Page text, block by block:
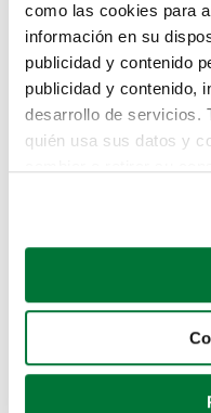
como las cookies para
información en su
publicidad y contenido
publicidad y contenido,
desarrollo de servicios.
quién usa sus datos y
Si lo permite, también
Recopilar
Identificar su
para buscar
Lo sentimos,
te hemos
Pero puedes
buscando en alguno
Coches de segunda
Coches de km0